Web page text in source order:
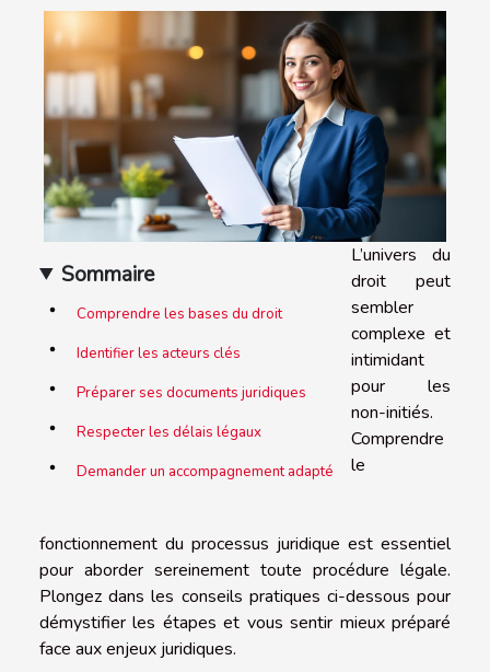
Sommaire
Comprendre les bases du droit
Identifier les acteurs clés
Préparer ses documents juridiques
Respecter les délais légaux
Demander un accompagnement adapté
L’univers du
droit peut
sembler
complexe et
intimidant
pour les
non-initiés.
Comprendre
le
fonctionnement du processus juridique est essentiel
pour aborder sereinement toute procédure légale.
Plongez dans les conseils pratiques ci-dessous pour
démystifier les étapes et vous sentir mieux préparé
face aux enjeux juridiques.